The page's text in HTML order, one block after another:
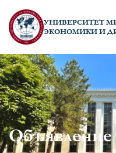
УНИВЕРСИТЕТ
ЭКОНОМИКИ И
Объявление